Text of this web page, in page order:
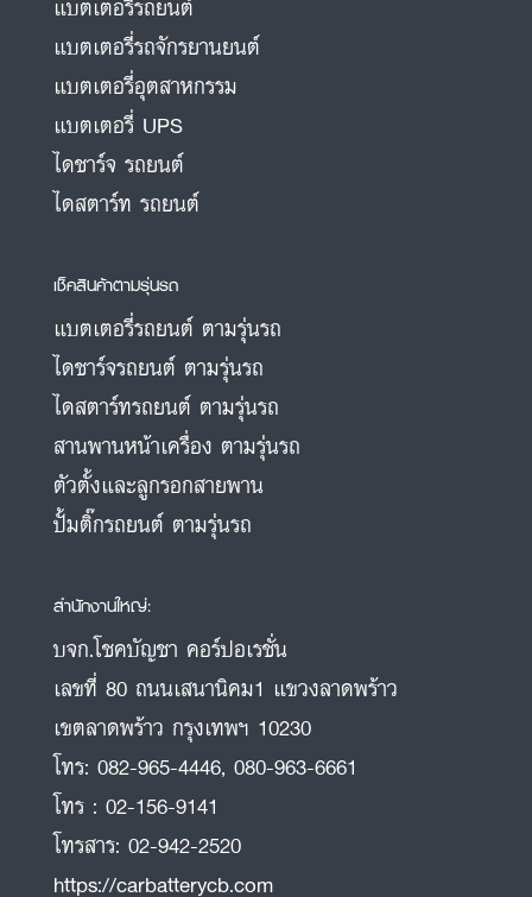
แบตเตอรี่รถจักรยานยนต์
แบตเตอรี่อุตสาหกรรม
แบตเตอรี่ UPS
ไดชาร์จ รถยนต์
ไดสตาร์ท รถยนต์
เช็คสินค้าตามรุ่นรถ
แบตเตอรี่รถยนต์ ตามรุ่นรถ
ไดชาร์จรถยนต์ ตามรุ่นรถ
ไดสตาร์ทรถยนต์ ตามรุ่นรถ
สานพานหน้าเครื่อง ตามรุ่นรถ
ตัวตั้งและลูกรอกสายพาน
ปั้มติ๊กรถยนต์ ตามรุ่นรถ
สำนักงานใหญ่:
บจก.โชคบัญชา คอร์ปอเรชั่น
เลขที่ 80 ถนนเสนานิคม1 แขวงลาดพร้าว
เขตลาดพร้าว กรุงเทพฯ 10230
โทร: 082-965-4446, 080-963-6661
โทร : 02-156-9141
โทรสาร: 02-942-2520
https://carbatterycb.com